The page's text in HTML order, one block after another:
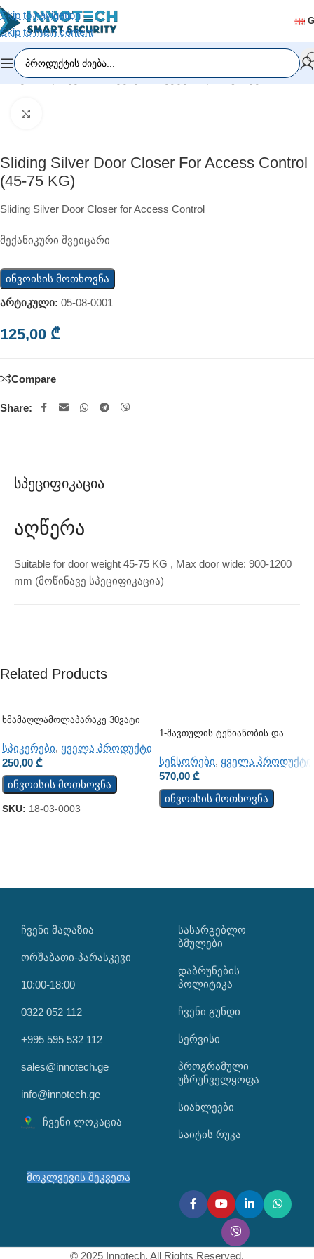
Skip to navigation
Skip to main content
მთავარი/დაშვების სისტემები/საკეტები და მაგნიტები
Sliding Silver Door Closer For Access Control
(45-75 KG)
Sliding Silver Door Closer for Access Control
მექანიკური შვეიცარი
ინვოისის მოთხოვნა
არტიკული: 05-08-0001
125,00 ₾
Compare
Share:
Სპეციფიკაცია
Აღწერა
Suitable for door weight 45-75 KG , Max door wide: 900-1200
mm (მოწინავე სპეციფიკაცია)
Related Products
Ხმამაღლამოლაპარაკე 30ვატი
სპიკერები, ყველა პროდუქტი
250,00 ₾
ინვოისის მოთხოვნა
SKU: 18-03-0003
1-Მავთულის Ტენიანობის Და
სენსორები, ყველა პროდუქტი
570,00 ₾
ინვოისის მოთხოვნა
ᲩᲕᲔᲜᲘ ᲛᲐᲦᲐᲖᲘᲐ
ორშაბათი-პარასკევი
10:00-18:00
0322 052 112
+995 595 532 112
sales@innotech.ge
info@innotech.ge
ჩვენი ლოკაცია
ᲡᲐᲡᲐᲠᲒᲔᲑᲚᲝ
ᲑᲛᲣᲚᲔᲑᲘ
დაბრუნების
პოლიტიკა
ჩვენი გუნდი
სერვისი
პროგრამული
უზრუნველყოფა
სიახლეები
საიტის რუკა
მოკლვევის შეკვეთა
© 2025 Innotech. All Rights Reserved.